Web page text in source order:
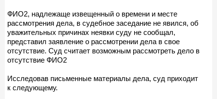
ФИО2, надлежаще извещенный о времени и месте
рассмотрения дела, в судебное заседание не явился, об
уважительных причинах неявки суду не сообщал,
представил заявление о рассмотрении дела в свое
отсутствие. Суд считает возможным рассмотреть дело в
отсутствие ФИО2
Исследовав письменные материалы дела, суд приходит
к следующему.